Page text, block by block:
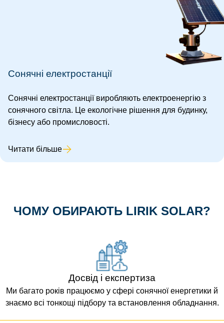
Сонячні електростанції
Сонячні електростанції виробляють електроенергію з
сонячного світла. Це екологічне рішення для будинку,
бізнесу або промисловості.
Читати більше
ЧОМУ ОБИРАЮТЬ LIRIK SOLAR?
Досвід і експертиза
Ми багато років працюємо у сфері сонячної енергетики й
знаємо всі тонкощі підбору та встановлення обладнання.